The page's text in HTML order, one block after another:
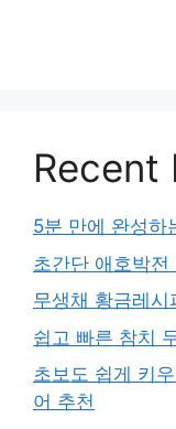
Recent
5분 만에 완성하
초간단 애호박
무생채 황금레
쉽고 빠른 참치
초보도 쉽게 키
어 추천